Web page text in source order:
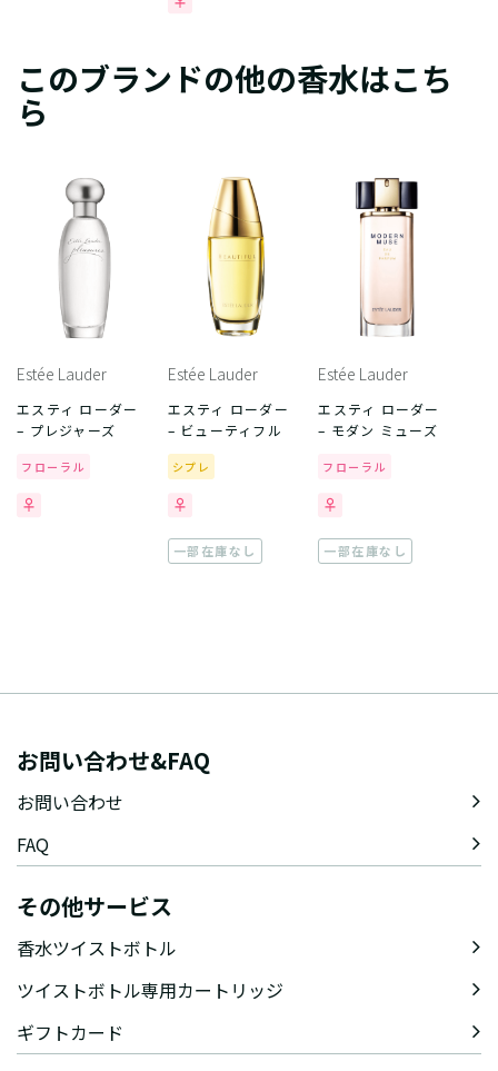
このブランドの他の香水はこち
ら
Estée Lauder
エスティ ローダー
– プレジャーズ
フローラル
Estée Lauder
エスティ ローダー
– ビューティフル
シプレ
一部在庫なし
Estée Lauder
エスティ ローダー
– モダン ミューズ
フローラル
一部在庫なし
お問い合わせ&FAQ
お問い合わせ
FAQ
その他サービス
香水ツイストボトル
ツイストボトル専用カートリッジ
ギフトカード